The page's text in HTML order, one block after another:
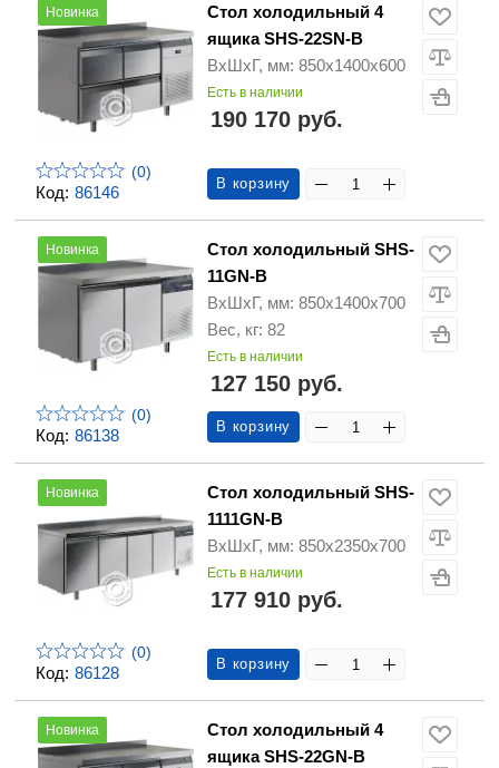
Код: 86146
Новинка
(0)
Стол холодильный 4
ящика SHS-22SN-B
ВхШхГ, мм: 850х1400х600
Есть в наличии
190 170 руб.
В корзину
Код: 86138
Новинка
(0)
Стол холодильный SHS-
11GN-B
ВхШхГ, мм: 850х1400х700
Вес, кг: 82
Есть в наличии
127 150 руб.
В корзину
Код: 86128
Новинка
(0)
Стол холодильный SHS-
1111GN-B
ВхШхГ, мм: 850х2350х700
Есть в наличии
177 910 руб.
В корзину
Новинка
Стол холодильный 4
ящика SHS-22GN-B